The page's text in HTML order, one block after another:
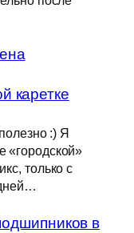
каретке
:) Я
«городской»
только с
в